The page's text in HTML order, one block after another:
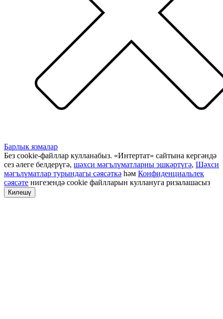
Барлык язмалар
Без cookie-файллар кулланабыз. «Интертат» сайтына кергәндә
сез әлеге белдерүгә, шәхси мәгълүматларны эшкәртүгә, Шәхси
мәгълүматлар турындагы сәясәткә һәм Конфиденциальлек
сәясәте нигезендә cookie файлларын куллануга ризалашасыз
Килешү